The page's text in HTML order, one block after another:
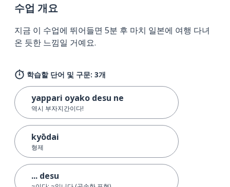
수업 개요
지금 이 수업에 뛰어들면 5분 후 마치 일본에 여행 다녀
온 듯한 느낌일 거예요.
학습할 단어 및 구문: 3개
yappari oyako desu ne
역시 부자지간이다!
kyōdai
형제
... desu